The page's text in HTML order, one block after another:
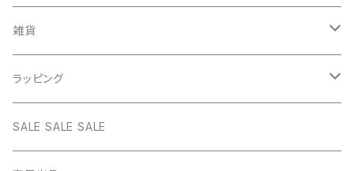
PICTURE
ネックレス GOLD
daily
star
BANGLE
CHOKER
EARRING
オリジナルチャーム
チェーン
雑貨
インテリア
MEXICAN CROSS
オリジナルポーチ
ラッピング
ネックレスギフトBOX
SALE SALE SALE